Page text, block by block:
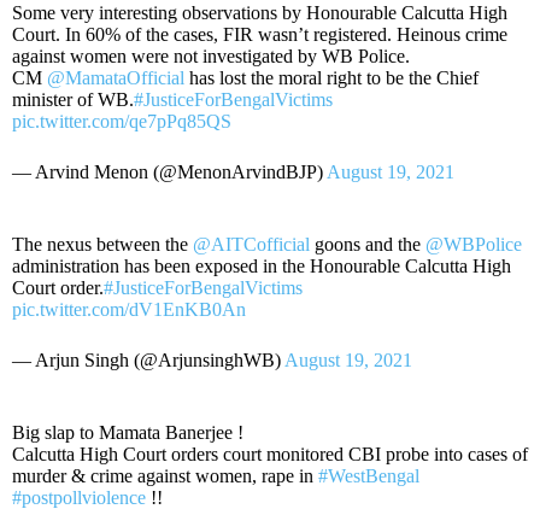
Some very interesting observations by Honourable Calcutta High
Court. In 60% of the cases, FIR wasn’t registered. Heinous crime
against women were not investigated by WB Police.
CM @MamataOfficial has lost the moral right to be the Chief
minister of WB.#JusticeForBengalVictims
pic.twitter.com/qe7pPq85QS
— Arvind Menon (@MenonArvindBJP) August 19, 2021
The nexus between the @AITCofficial goons and the @WBPolice
administration has been exposed in the Honourable Calcutta High
Court order.#JusticeForBengalVictims
pic.twitter.com/dV1EnKB0An
— Arjun Singh (@ArjunsinghWB) August 19, 2021
Big slap to Mamata Banerjee !
Calcutta High Court orders court monitored CBI probe into cases of
murder & crime against women, rape in #WestBengal
#postpollviolence !!